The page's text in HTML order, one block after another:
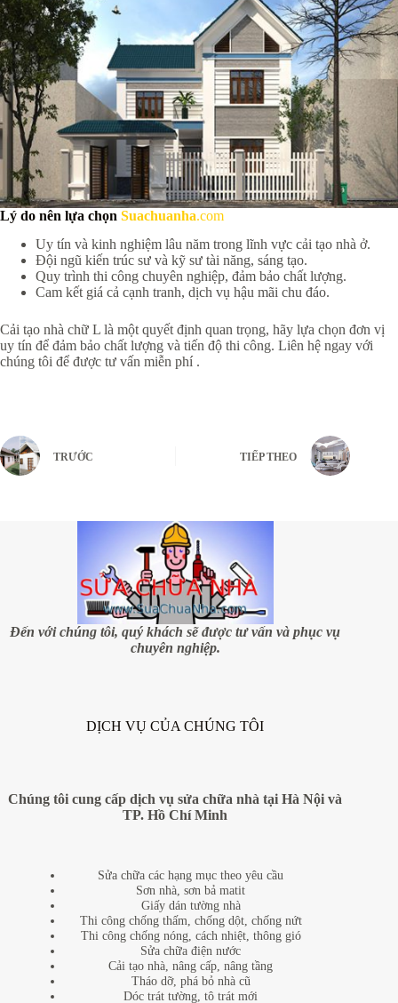
Lý do nên lựa chọn Suachuanha.com
Uy tín và kinh nghiệm lâu năm trong lĩnh vực cải tạo nhà ở.
Đội ngũ kiến trúc sư và kỹ sư tài năng, sáng tạo.
Quy trình thi công chuyên nghiệp, đảm bảo chất lượng.
Cam kết giá cả cạnh tranh, dịch vụ hậu mãi chu đáo.
Cải tạo nhà chữ L là một quyết định quan trọng, hãy lựa chọn đơn vị
uy tín để đảm bảo chất lượng và tiến độ thi công. Liên hệ ngay với
chúng tôi để được tư vấn miễn phí .
TRƯỚC TIẾP THEO
Đến với chúng tôi, quý khách sẽ được tư vấn và phục vụ
chuyên nghiệp.
DỊCH VỤ CỦA CHÚNG TÔI
Chúng tôi cung cấp dịch vụ sửa chữa nhà tại Hà Nội và
TP. Hồ Chí Minh
Sửa chữa các hạng mục theo yêu cầu
Sơn nhà, sơn bả matit
Giấy dán tường nhà
Thi công chống thấm, chống dột, chống nứt
Thi công chống nóng, cách nhiệt, thông gió
Sửa chữa điện nước
Cải tạo nhà, nâng cấp, nâng tầng
Tháo dỡ, phá bỏ nhà cũ
Dóc trát tường, tô trát mới